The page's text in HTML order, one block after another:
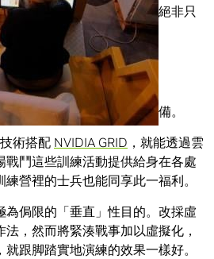
。當戰備攸關成敗之際，就絕非只
。
需靈活應變以作好各項戰備。
術搭配 NVIDIA GRID ，就能透過雲
戰鬥這些訓練活動提供給身在各處
營裡的士兵也能同享此一福利。
為侷限的「垂直」性目的。改採虛
，然而將緊湊戰事加以虛擬化，
跟脚踏實地演練的效果一樣好。